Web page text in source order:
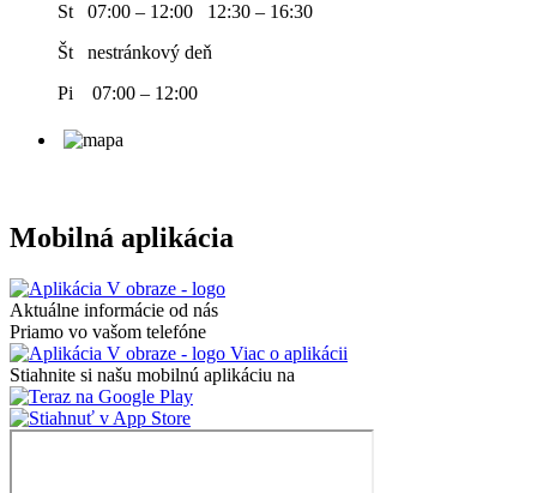
St 07:00 – 12:00 12:30 – 16:30
Št nestránkový deň
Pi 07:00 – 12:00
Mobilná aplikácia
Aktuálne informácie od nás
Priamo vo vašom telefóne
Viac o aplikácii
Stiahnite si našu mobilnú aplikáciu na